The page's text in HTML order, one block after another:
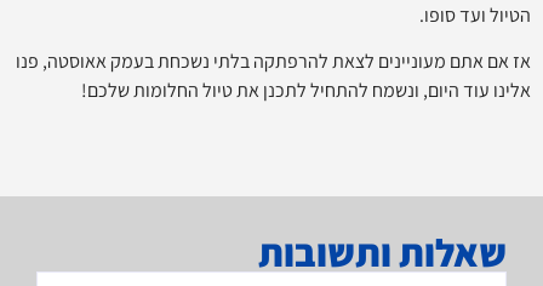
הטיול ועד סופו.
אז אם אתם מעוניינים לצאת להרפתקה בלתי נשכחת בעמק אאוסטה, פנו
אלינו עוד היום, ונשמח להתחיל לתכנן את טיול החלומות שלכם!
שאלות ותשובות